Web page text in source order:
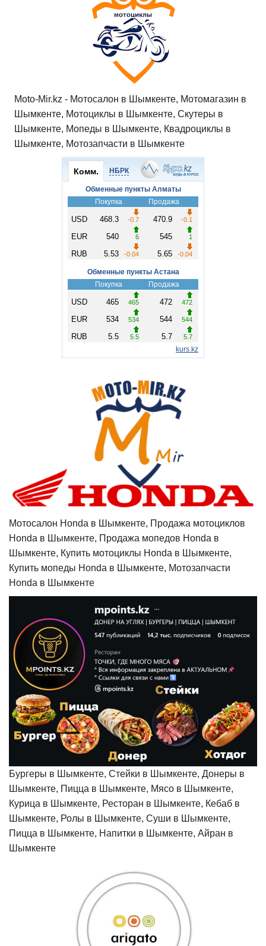
Moto-Mir.kz - Мотосалон в Шымкенте, Мотомагазин в
Шымкенте, Мотоциклы в Шымкенте, Скутеры в
Шымкенте, Мопеды в Шымкенте, Квадроциклы в
Шымкенте, Мотозапчасти в Шымкенте
Мотосалон Honda в Шымкенте, Продажа мотоциклов
Honda в Шымкенте, Продажа мопедов Honda в
Шымкенте, Купить мотоциклы Honda в Шымкенте,
Купить мопеды Honda в Шымкенте, Мотозапчасти
Honda в Шымкенте
Бургеры в Шымкенте, Стейки в Шымкенте, Донеры в
Шымкенте, Пицца в Шымкенте, Мясо в Шымкенте,
Курица в Шымкенте, Ресторан в Шымкенте, Кебаб в
Шымкенте, Ролы в Шымкенте, Суши в Шымкенте,
Пицца в Шымкенте, Напитки в Шымкенте, Айран в
Шымкенте